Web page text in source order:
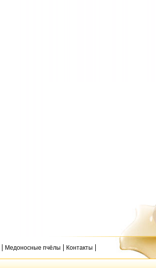
Медоносные пчёлы Контакты